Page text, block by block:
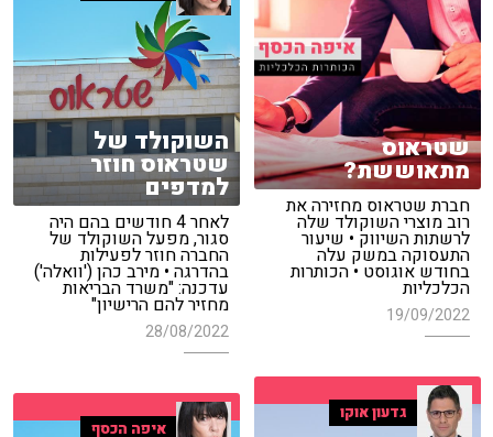
שטראוס
מתאוששת?
חברת שטראוס מחזירה את
רוב מוצרי השוקולד שלה
לרשתות השיווק • שיעור
התעסוקה במשק עלה
בחודש אוגוסט • הכותרות
הכלכליות
19/09/2022
השוקולד של
שטראוס חוזר
למדפים
לאחר 4 חודשים בהם היה
סגור, מפעל השוקולד של
החברה חוזר לפעילות
בהדרגה • מירב כהן ('וואלה')
עדכנה: "משרד הבריאות
מחזיר להם הרישיון"
28/08/2022
גדעון אוקו
איפה הכסף